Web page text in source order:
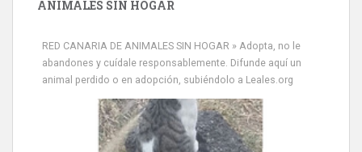
ANIMALES SIN HOGAR
RED CANARIA DE ANIMALES SIN HOGAR » Adopta, no le
abandones y cuídale responsablemente. Difunde aquí un
animal perdido o en adopción, subiéndolo a Leales.org